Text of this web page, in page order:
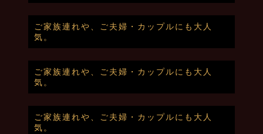
ご家族連れや、ご夫婦・カップルにも大人
気。
ご家族連れや、ご夫婦・カップルにも大人
気。
ご家族連れや、ご夫婦・カップルにも大人
気。